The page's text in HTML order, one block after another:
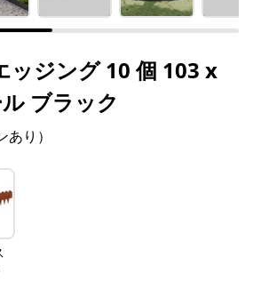
ッジング 10 個 103 x
ブラック
あり）